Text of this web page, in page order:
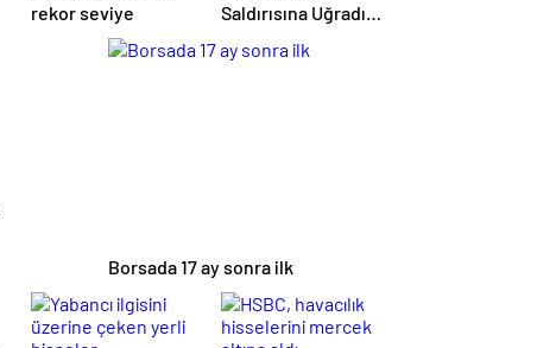
rekor seviye
Saldırısına Uğradı:
48 Milyon Dolarlık
Kripto Para Hareket
Borsada 17 ay sonra ilk